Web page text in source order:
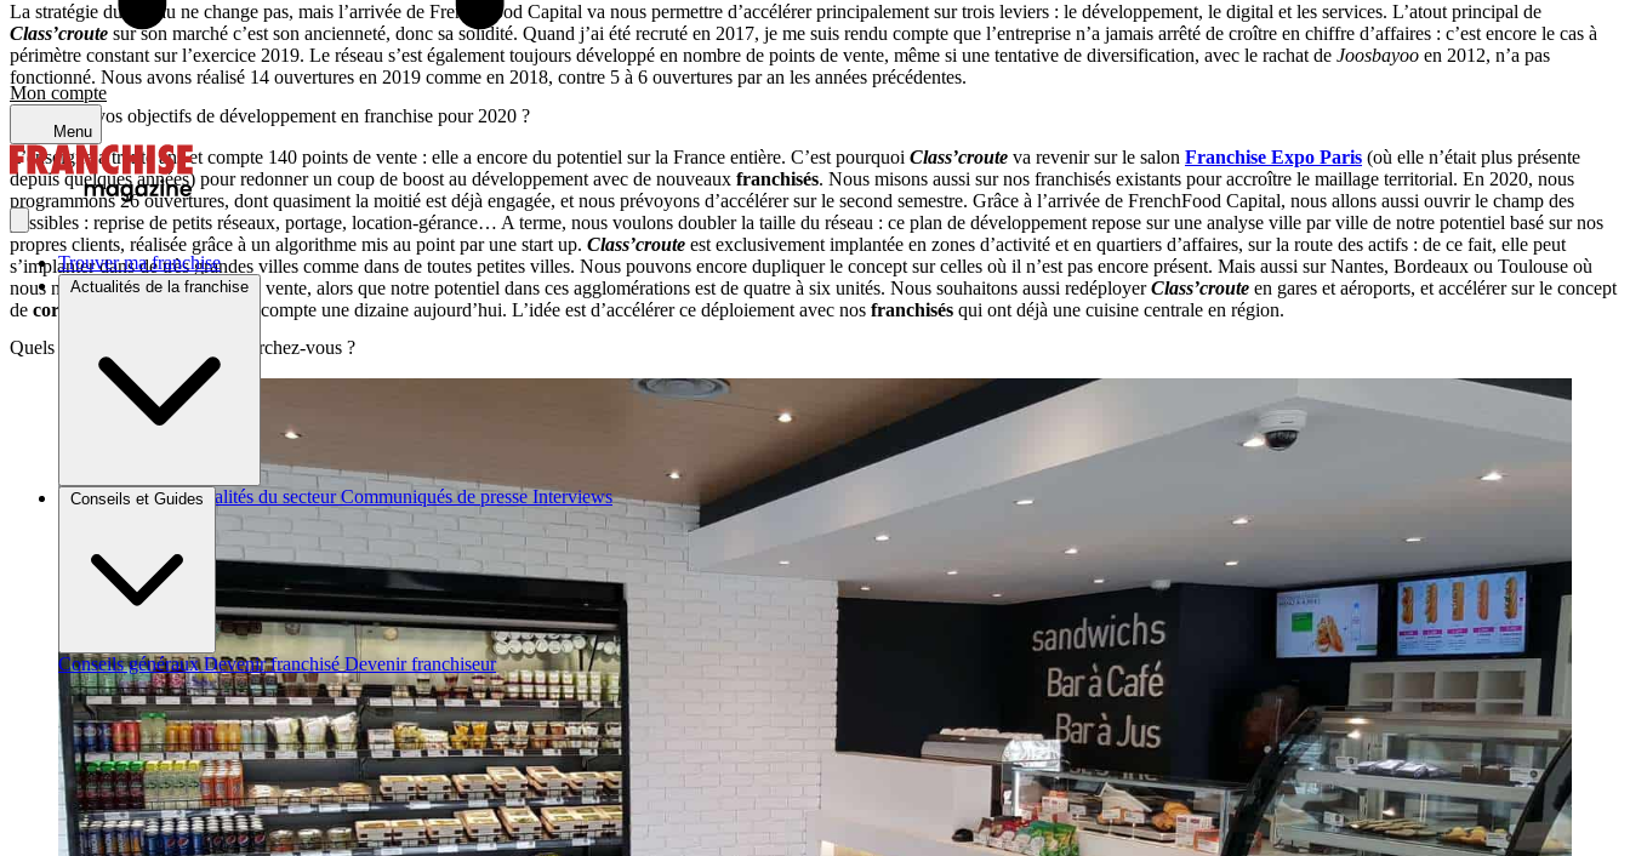
Mon compte
Menu
Trouver ma franchise
Actualités de la franchise
Brèves et actus Actualités du secteur Communiqués de presse Interviews
Conseils et Guides
Conseils généraux Devenir franchisé Devenir franchiseur
La stratégie du réseau ne change pas, mais l’arrivée de FrenchFood Capital va nous permettre d’accélérer principalement sur trois leviers : le développement, le digital et les services. L’atout principal de
Class’croute sur son marché c’est son ancienneté, donc sa solidité. Quand j’ai été recruté en 2017, je me suis rendu compte que l’entreprise n’a jamais arrêté de croître en chiffre d’affaires : c’est encore le cas à
périmètre constant sur l’exercice 2019. Le réseau s’est également toujours développé en nombre de points de vente, même si une tentative de diversification, avec le rachat de Joosbayoo en 2012, n’a pas
fonctionné. Nous avons réalisé 14 ouvertures en 2019 comme en 2018, contre 5 à 6 ouvertures par an les années précédentes.
Quels sont vos objectifs de développement en franchise pour 2020 ?
L’enseigne a trente ans et compte 140 points de vente : elle a encore du potentiel sur la France entière. C’est pourquoi Class’croute va revenir sur le salon Franchise Expo Paris (où elle n’était plus présente
depuis quelques années) pour redonner un coup de boost au développement avec de nouveaux franchisés. Nous misons aussi sur nos franchisés existants pour accroître le maillage territorial. En 2020, nous
programmons 26 ouvertures, dont quasiment la moitié est déjà engagée, et nous prévoyons d’accélérer sur le second semestre. Grâce à l’arrivée de FrenchFood Capital, nous allons aussi ouvrir le champ des
possibles : reprise de petits réseaux, portage, location-gérance… A terme, nous voulons doubler la taille du réseau : ce plan de développement repose sur une analyse ville par ville de notre potentiel basé sur nos
propres clients, réalisée grâce à un algorithme mis au point par une start up. Class’croute est exclusivement implantée en zones d’activité et en quartiers d’affaires, sur la route des actifs : de ce fait, elle peut
s’implanter dans de très grandes villes comme dans de toutes petites villes. Nous pouvons encore dupliquer le concept sur celles où il n’est pas encore présent. Mais aussi sur Nantes, Bordeaux ou Toulouse où
nous n’avons que deux points de vente, alors que notre potentiel dans ces agglomérations est de quatre à six unités. Nous souhaitons aussi redéployerClass’croute en gares et aéroports, et accélérer sur le concept
de corner : on en compte une dizaine aujourd’hui. L’idée est d’accélérer ce déploiement avec nos franchisés qui ont déjà une cuisine centrale en région.
Quels profils de franchisés recherchez-vous ?